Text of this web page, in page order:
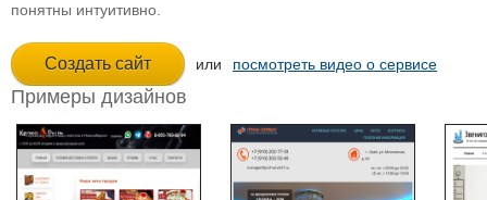
понятны интуитивно.
или посмотреть видео о сервисе
Примеры дизайнов